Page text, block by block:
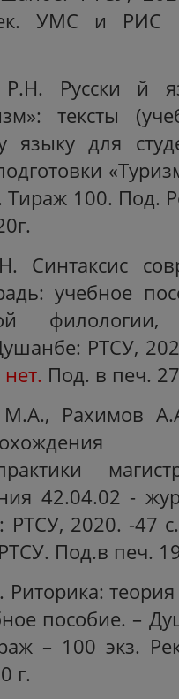
УМС и РИС
Русски й
тексты
языку для
Тираж 100. Под.
Синтаксис
учебное
РТСУ,
Под. в печ.
М.А., Рахимов
42.04.02 -
РТСУ, 2020. -47
Под.в печ.
пособие. –
– 100 экз.
г.